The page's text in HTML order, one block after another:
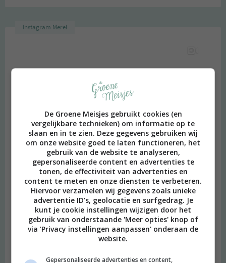
Instagram Merel
De Groene Meisjes gebruikt cookies (en
vergelijkbare technieken) om informatie op te
slaan en in te zien. Deze gegevens gebruiken wij
om onze website goed te laten functioneren, het
gebruik van de website te analyseren,
gepersonaliseerde content en advertenties te
tonen, de effectiviteit van advertenties en
content te meten en onze diensten te verbeteren.
Hiervoor verzamelen wij gegevens zoals unieke
advertentie ID’s, geolocatie en surfgedrag. Je
kunt je cookie instellingen wijzigen door het
gebruik van onderstaande 'Meer opties' knop of
via 'Privacy instellingen aanpassen' onderaan de
website.
Gepersonaliseerde advertenties en content,